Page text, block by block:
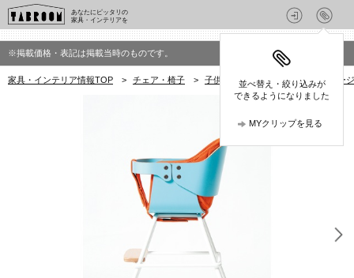
あなたにピッタリの
家具・インテリアを
並べ替え・絞り込みが
できるようになりました
MYクリップを見る
※掲載価格・表記は掲載当時のものです。
家具・インテリア情報TOP > チェア・椅子 > 子供椅子・キッズチェア > カトー